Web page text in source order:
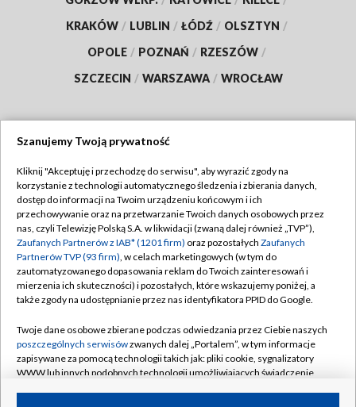
KRAKÓW / LUBLIN / ŁÓDŹ / OLSZTYN /
OPOLE / POZNAŃ / RZESZÓW /
SZCZECIN / WARSZAWA / WROCŁAW
TVP
Abonament TVP
Emisja w TVP
Centrum informacji TVP
Naziemna Telewizja Cyfrowa
Rada Programowa
System NOS
Informacje o nadawcy
Regulamin TVP
Polityka prywatności
Moje zgody
Pomoc
Kontakt
Kanały
Szanujemy Twoją prywatność
Kliknij "Akceptuję i przechodzę do serwisu", aby wyrazić zgody na
korzystanie z technologii automatycznego śledzenia i zbierania danych,
dostęp do informacji na Twoim urządzeniu końcowym i ich
przechowywanie oraz na przetwarzanie Twoich danych osobowych przez
nas, czyli Telewizję Polską S.A. w likwidacji (zwaną dalej również „TVP”),
Zaufanych Partnerów z IAB* (1201 firm) oraz pozostałych Zaufanych
Partnerów TVP (93 firm), w celach marketingowych (w tym do
zautomatyzowanego dopasowania reklam do Twoich zainteresowań i
mierzenia ich skuteczności) i pozostałych, które wskazujemy poniżej, a
także zgody na udostępnianie przez nas identyfikatora PPID do Google.
Twoje dane osobowe zbierane podczas odwiedzania przez Ciebie naszych
poszczególnych serwisówzwanych dalej „Portalem”, w tym informacje
zapisywane za pomocą technologii takich jak: pliki cookie, sygnalizatory
WWW lub innych podobnych technologii umożliwiających świadczenie